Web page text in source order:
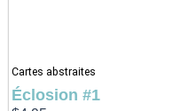
Cartes abstraites
Éclosion #1